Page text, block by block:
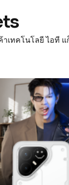
เทคโนโลยี ไอที แ